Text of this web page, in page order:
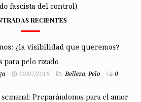
fascista del control)
RECIENTES
¿la visibilidad que queremos?
para pelo rizado
08/07/2016 Belleza,Pelo 0
Preparándonos para el amor